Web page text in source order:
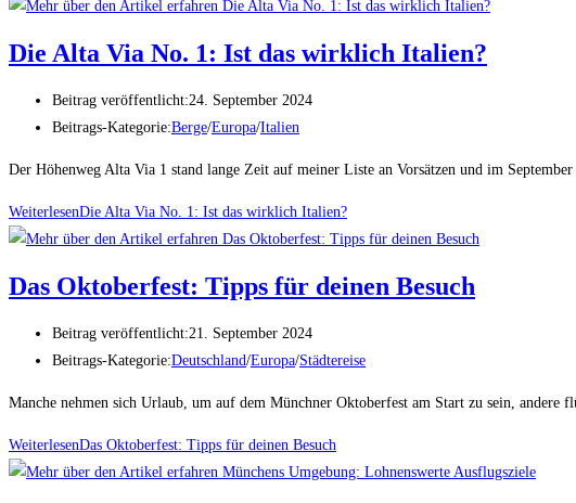
Die Alta Via No. 1: Ist das wirklich Italien?
Beitrag veröffentlicht:24. September 2024
Beitrags-Kategorie:Berge/Europa/Italien
Der Höhenweg Alta Via 1 stand lange Zeit auf meiner Liste an Vorsätzen und im
WeiterlesenDie Alta Via No. 1: Ist das wirklich Italien?
Das Oktoberfest: Tipps für deinen Besuch
Beitrag veröffentlicht:21. September 2024
Beitrags-Kategorie:Deutschland/Europa/Städtereise
Manche nehmen sich Urlaub, um auf dem Münchner Oktoberfest am Start zu sein,
WeiterlesenDas Oktoberfest: Tipps für deinen Besuch